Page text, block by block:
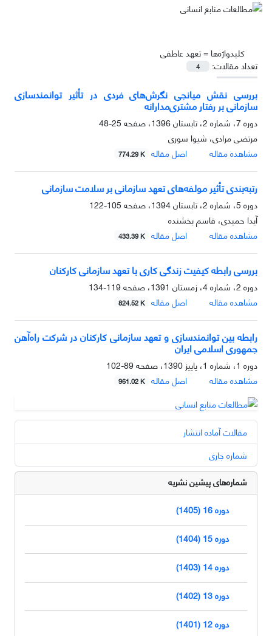
کلیدواژه‌ها =تعهد عاطفی
تعداد مقالات:
4
بررسی نقش میانجی نگرش‌های فردی در تأثیر توانمندسازی
سازمانی بر رفتار مشتری‌مدارانه
دوره 7، شماره 2، تابستان 1396، صفحه
25-48
مرتضی مرادی، شیوا سوری
مشاهده مقاله
اصل مقاله 774.29 K
رتبه‌بندی تأثیر مولفه‌های تعهد سازمانی بر سلامت سازمانی
دوره 5، شماره 2، تابستان 1394، صفحه
105-122
آیدا حمیدی، قاسم بخشنده
مشاهده مقاله
اصل مقاله 433.39 K
بررسی رابطه کیفیت زندگی کاری با تعهد سازمانی کارکنان
دوره 2، شماره 4، زمستان 1391، صفحه
119-134
مشاهده مقاله
اصل مقاله 824.52 K
رابطه بین توانمند‌سازی و تعهد سازمانی کارکنان در شرکت راه‌آهن
جمهوری اسلامی ایران
دوره 1، شماره 1، پاییز 1390، صفحه
89-102
مشاهده مقاله
اصل مقاله 961.02 K
مقالات آماده انتشار
شماره جاری
شماره‌های پیشین نشریه
دوره 16 (1405)
دوره 15 (1404)
دوره 14 (1403)
دوره 13 (1402)
دوره 12 (1401)